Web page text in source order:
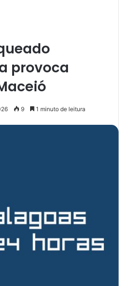
provoca
9 1 minuto de leitura